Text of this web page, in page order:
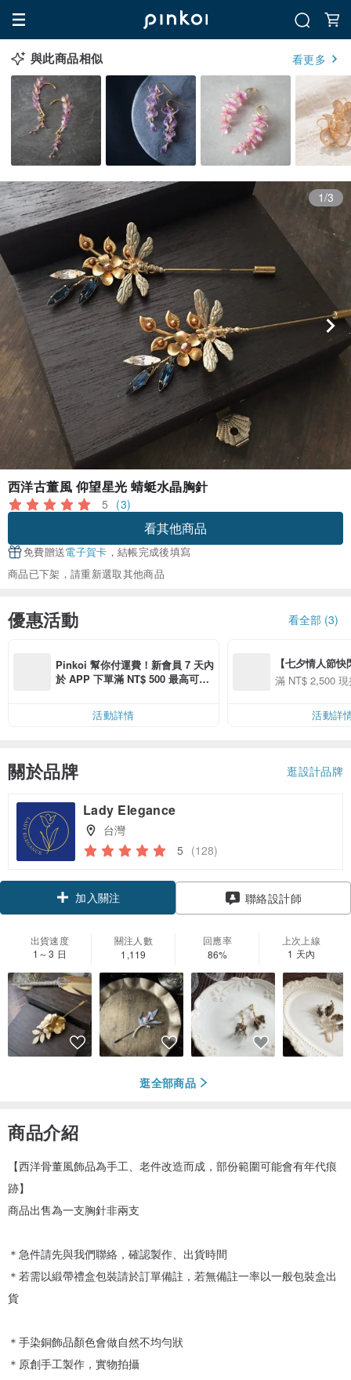
與此商品相似 看更多
1/3
西洋古董風 仰望星光 蜻蜓水晶胸針
5 (3)
看其他商品
免費贈送電子賀卡 ，結帳完成後填寫
商品已下架，請重新選取其他商品
優惠活動 看全部 (3)
Pinkoi 幫你付運費！新會員 7 天內
於 APP 下單滿 NT$ 500 最高可折
活動詳情
【七夕情人節
用 APP 購買任
00 現折 NT$100
滿 NT$ 2,500
活動詳
關於品牌 逛設計品牌
Lady Elegance
台灣
5 (128)
加入關注 聯絡設計師
出貨速度
1～3 日
關注人數
1,119
回應率
86%
上次上線
1 天內
逛全部商品
商品介紹
【西洋骨董風飾品為手工、老件改造而成，部份範圍可能會有年代痕
跡】
商品出售為一支胸針非兩支
＊急件請先與我們聯絡，確認製作、出貨時間
＊若需以緞帶禮盒包裝請於訂單備註，若無備註一率以一般包裝盒出
貨
＊手染銅飾品顏色會做自然不均勻狀
＊原創手工製作，實物拍攝